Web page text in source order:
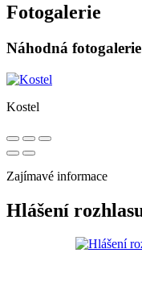
Fotogalerie
Náhodná fotogalerie
Kostel
Zajímavé informace
Hlášení